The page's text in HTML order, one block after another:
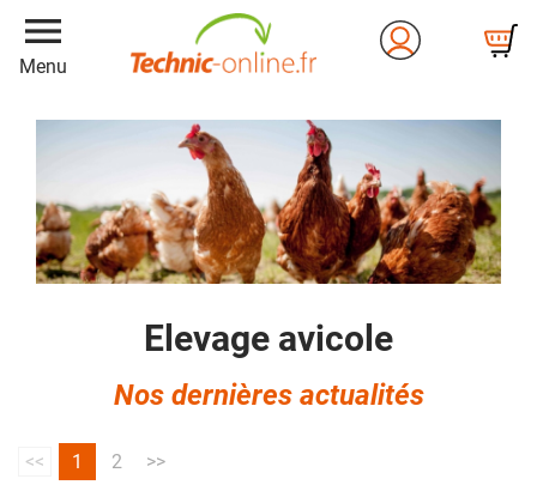
menu
Menu
Elevage avicole
Nos dernières actualités
<< 1 2 >>